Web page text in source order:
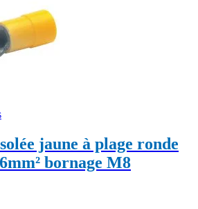
jaune à plage ronde
bornage M8